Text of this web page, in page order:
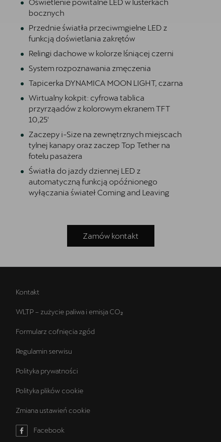
bocznych
Przednie światła przeciwmgielne LED z
funkcją doświetlania zakrętów
Relingi dachowe w kolorze lśniącej czerni
System rozpoznawania zmęczenia
Tapicerka DYNAMICA MOON LIGHT, czarna
Wirtualny kokpit: cyfrowa tablica
przyrząadów z kolorowym ekranem TFT
10,25'
Zaczepy i-Size na zewnętrznych miejscach
tylnej kanapy oraz zaczep Top Tether na
fotelu pasażera
Światła do jazdy dziennej LED z
automatyczną funkcją opóźnionego
wyłączania świateł Coming and Leaving
Zamów kontakt
Kontakt
WLTP – zużycie paliwa i emisja CO₂
Formularz cofnięcia zgód
Regulamin serwisu
Polityka prywatności
Polityka plików cookie
Zmiana ustawień cookie
Facebook